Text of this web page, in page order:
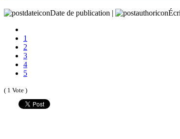
Date de publication |
1
2
3
4
5
( 1 Vote )